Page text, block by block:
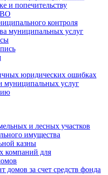
и попечительству
контроля
муниципальных услуг
юридических ошибках
муниципальных услуг
и лесных участков
имущества
казны
компаний для
домов за счет средств фонда